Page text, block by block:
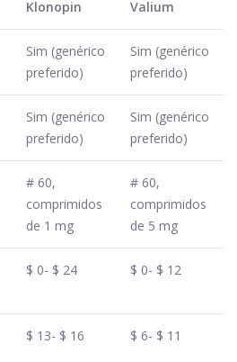
Klonopin Valium
Sim (genérico
preferido)
Sim (genérico
preferido)
Sim (genérico
preferido)
Sim (genérico
preferido)
# 60,
comprimidos
de 1 mg
# 60,
comprimidos
de 5 mg
$ 0- $ 24 $ 0- $ 12
$ 13- $ 16 $ 6- $ 11